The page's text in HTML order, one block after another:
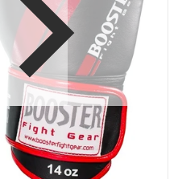
Open media 1 in galerijweergave